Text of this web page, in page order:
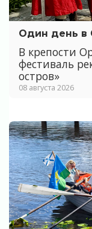
Один день в
В крепости
фестиваль
остров»
08 августа 2026